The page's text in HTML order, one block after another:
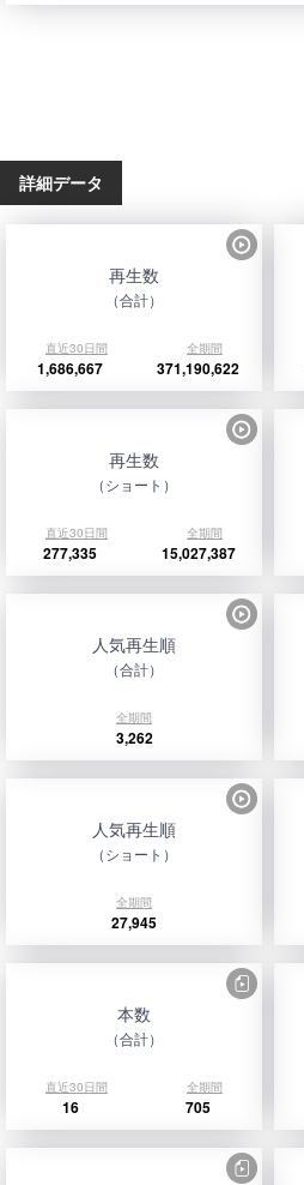
詳細データ
再生数
（合計）
直近30日間 全期間
1,686,667 371,190,622
再生数
（ショート）
直近30日間 全期間
277,335 15,027,387
人気再生順
（合計）
全期間
3,262
人気再生順
（ショート）
全期間
27,945
本数
（合計）
直近30日間 全期間
16 705